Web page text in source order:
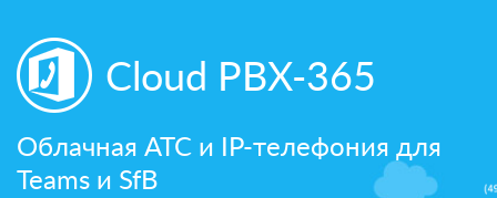
Cloud PBX-365
Облачная АТС и IP-телефония для
Teams и SfB